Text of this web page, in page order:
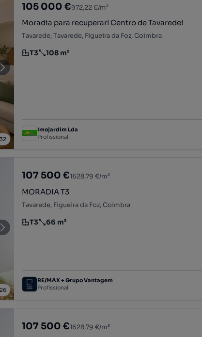
32
105 000 €972,22 €/m²
Moradia para recuperar! Centro de Tavarede!
Tavarede, Tavarede, Figueira da Foz, Coimbra
Tipologia
T3
Preço por metro quadrado
108 m²
Imojardim Lda
Profissional
26
107 500 €1628,79 €/m²
MORADIA T3
Tavarede, Figueira da Foz, Coimbra
Tipologia
T3
Preço por metro quadrado
66 m²
RE/MAX + Grupo Vantagem
Profissional
107 500 €1628,79 €/m²